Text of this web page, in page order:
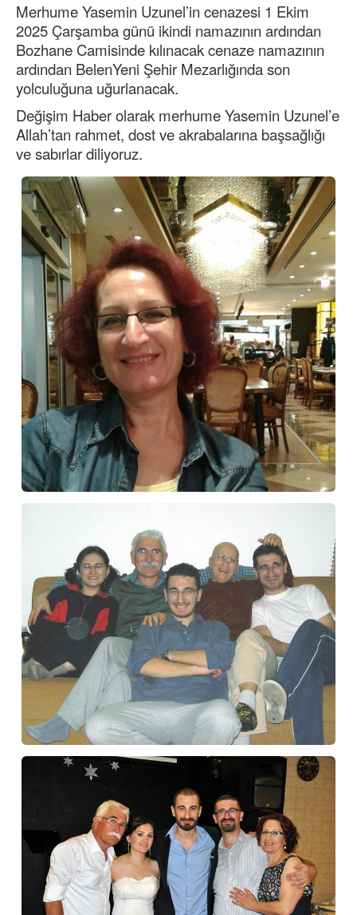
Merhume Yasemin Uzunel’in cenazesi 1 Ekim
2025 Çarşamba günü ikindi namazının ardından
Bozhane Camisinde kılınacak cenaze namazının
ardından BelenYeni Şehir Mezarlığında son
yolculuğuna uğurlanacak.
Değişim Haber olarak merhume Yasemin Uzunel’e
Allah’tan rahmet, dost ve akrabalarına başsağlığı
ve sabırlar diliyoruz.